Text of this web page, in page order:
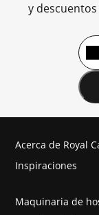
y
Acerca de Royal
Inspiraciones
Maquinaria de